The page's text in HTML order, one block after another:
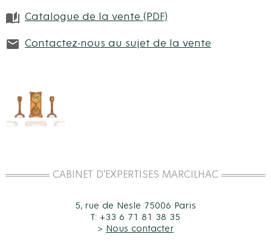
Catalogue de la vente (PDF)
Contactez-nous au sujet de la vente
CABINET D'EXPERTISES MARCILHAC
5, rue de Nesle 75006 Paris
T: +33 6 71 81 38 35
> Nous contacter